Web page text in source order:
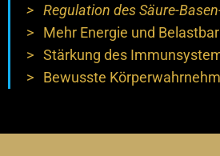
> Regulation des Säure-
> Mehr Energie und
> Stärkung des
>
Bewusste